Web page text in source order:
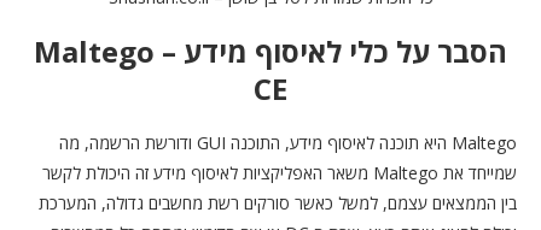
הסבר על כלי לאיסוף מידע – Maltego
CE
Maltego היא תוכנה לאיסוף מידע, התוכנה GUI ודורשת הרשמה, מה
שמייחד את Maltego משאר האפליקציות לאיסוף מידע זה היכולת לקשר
בין הממצאים עצמם, למשל כאשר סורקים רשת מחשבים גדולה, המערכת